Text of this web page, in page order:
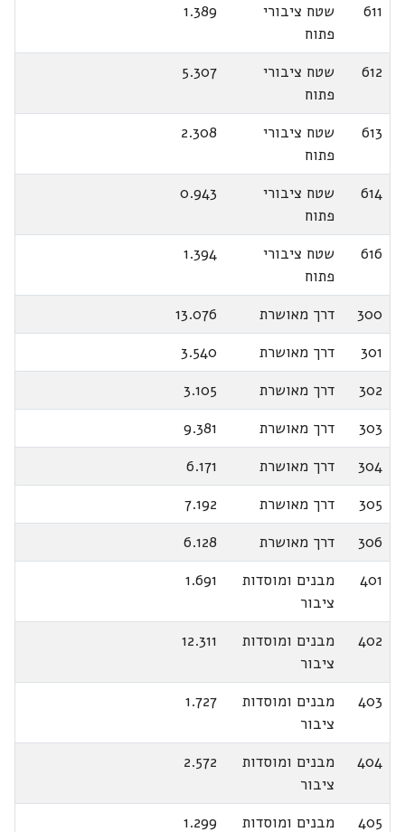
611
שטח ציבורי
פתוח
1.389
612
שטח ציבורי
פתוח
5.307
613
שטח ציבורי
פתוח
2.308
614
שטח ציבורי
פתוח
0.943
616
שטח ציבורי
פתוח
1.394
300 דרך מאושרת
13.076
301
דרך מאושרת
3.540
302
דרך מאושרת
3.105
303
דרך מאושרת
9.381
304
דרך מאושרת
6.171
305
דרך מאושרת
7.192
306
דרך מאושרת
6.128
401
מבנים ומוסדות
ציבור
1.691
402
מבנים ומוסדות
ציבור
12.311
403
מבנים ומוסדות
ציבור
1.727
404
מבנים ומוסדות
ציבור
2.572
405 מבנים ומוסדות 1.299